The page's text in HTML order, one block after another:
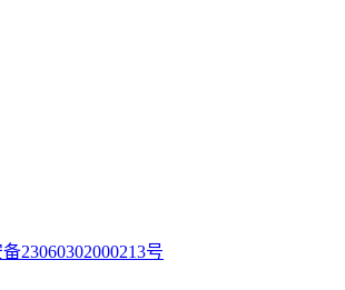
23060302000213号